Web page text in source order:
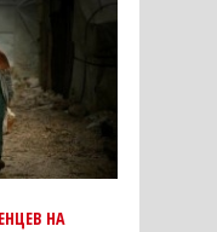
НА